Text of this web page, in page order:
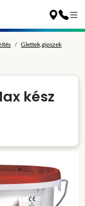
Glettek,gipszek
kész